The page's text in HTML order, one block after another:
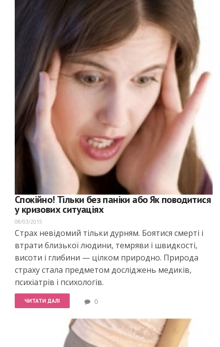
Спокійно! Тільки без паніки або Як поводитися
у кризових ситуаціях
08/03/2015
Страх невідомий тільки дурням. Боятися смерті і
втрати близької людини, темряви і швидкості,
висоти і глибини — цілком природно. Природа
страху стала предметом досліджень медиків,
психіатрів і психологів.
ЧИТАТИ ДАЛІ 0